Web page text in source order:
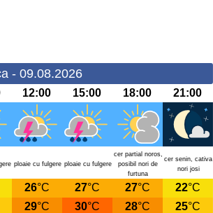
- 09.08.2026
12:00 15:00 18:00 21:00
ploaie cu fulgere ploaie cu fulgere
cer partial noros,
posibil nori de
furtuna
cer senin, cativa
nori josi
26°C 27°C 27°C 22°C
29°C 30°C 28°C 25°C